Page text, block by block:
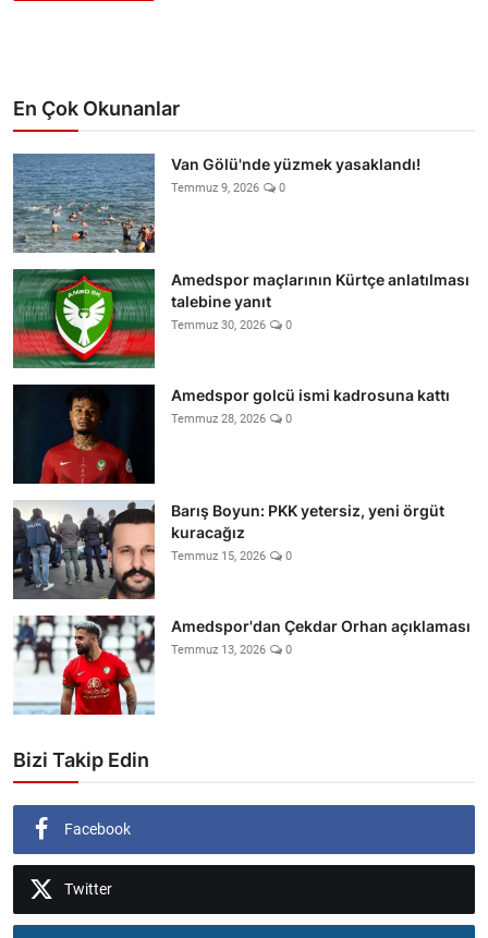
En Çok Okunanlar
Van Gölü'nde yüzmek yasaklandı!
Temmuz 9, 2026 0
Amedspor maçlarının Kürtçe anlatılması
talebine yanıt
Temmuz 30, 2026 0
Amedspor golcü ismi kadrosuna kattı
Temmuz 28, 2026 0
Barış Boyun: PKK yetersiz, yeni örgüt
kuracağız
Temmuz 15, 2026 0
Amedspor'dan Çekdar Orhan açıklaması
Temmuz 13, 2026 0
Bizi Takip Edin
Facebook
Twitter